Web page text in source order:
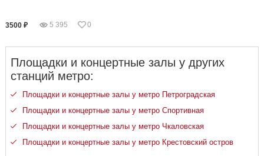
3500 ₽ 5 395 0
Площадки и концертные залы у других
станций метро:
Площадки и концертные залы у метро Петроградская
Площадки и концертные залы у метро Спортивная
Площадки и концертные залы у метро Чкаловская
Площадки и концертные залы у метро Крестовский остров